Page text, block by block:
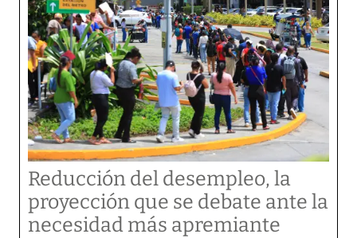
Reducción del desempleo, la
proyección que se debate ante la
necesidad más apremiante